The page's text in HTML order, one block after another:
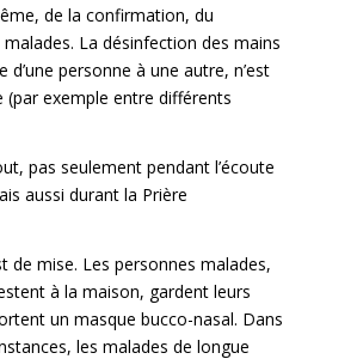
de la confirmation, du
La désinfection des mains
d’une personne à une autre, n’est
(par exemple entre différents
pas seulement pendant l’écoute
aussi durant la Prière
de mise. Les personnes malades,
à la maison, gardent leurs
un masque bucco-nasal. Dans
les malades de longue